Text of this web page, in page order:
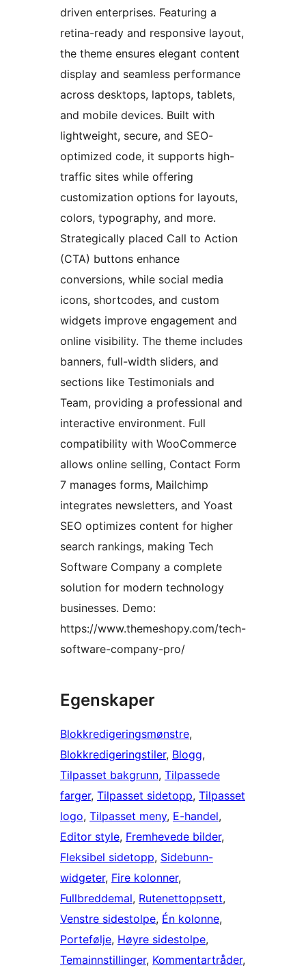
driven enterprises. Featuring a
retina-ready and responsive layout,
the theme ensures elegant content
display and seamless performance
across desktops, laptops, tablets,
and mobile devices. Built with
lightweight, secure, and SEO-
optimized code, it supports high-
traffic sites while offering
customization options for layouts,
colors, typography, and more.
Strategically placed Call to Action
(CTA) buttons enhance
conversions, while social media
icons, shortcodes, and custom
widgets improve engagement and
online visibility. The theme includes
banners, full-width sliders, and
sections like Testimonials and
Team, providing a professional and
interactive environment. Full
compatibility with WooCommerce
allows online selling, Contact Form
7 manages forms, Mailchimp
integrates newsletters, and Yoast
SEO optimizes content for higher
search rankings, making Tech
Software Company a complete
solution for modern technology
businesses. Demo:
https://www.themeshopy.com/tech-
software-company-pro/
Egenskaper
Blokkredigeringsmønstre
Blokkredigeringstiler, Blogg
Tilpasset bakgrunn, Tilpassede
farger, Tilpasset sidetopp, Tilpasset
logo, Tilpasset meny, E-handel
Editor style, Fremhevede bilder
Fleksibel sidetopp, Sidebunn-
widgeter, Fire kolonner
Fullbreddemal, Rutenettoppsett
Venstre sidestolpe, Én kolonne
Portefølje, Høyre sidestolpe
Temainnstillinger, Kommentartråder